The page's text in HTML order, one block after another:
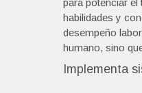
para potenciar
habilidades y
desempeño
humano, sino
Implementa